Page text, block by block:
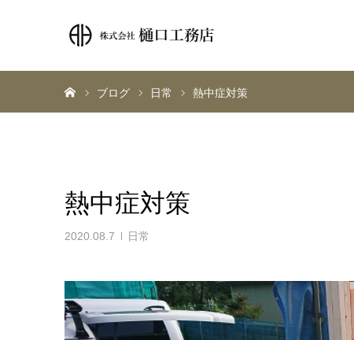
ブログ 日常 熱中症対策
熱中症対策
2020.08.7 日常